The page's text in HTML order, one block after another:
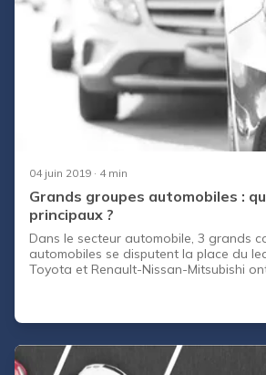
04 juin 2019 · 4 min
Grands groupes automobiles :
principaux ?
Dans le secteur automobile, 3 grands
automobiles se disputent la place du
Toyota et Renault-Nissan-Mitsubishi
travers le monde et vous aide à faire
marché de l’automobile multinational.